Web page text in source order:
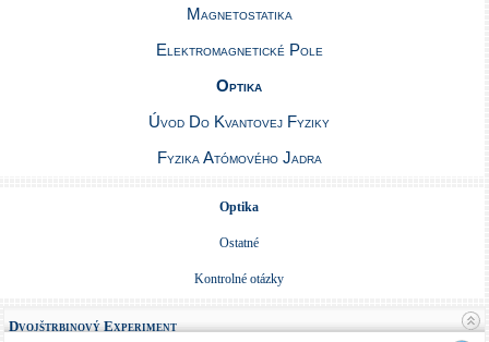
Magnetostatika
Elektromagnetické Pole
Optika
Úvod Do Kvantovej Fyziky
Fyzika Atómového Jadra
Optika
Ostatné
Kontrolné otázky
Dvojštrbinový Experiment